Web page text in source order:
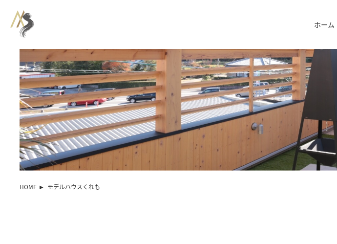
ホーム
HOME モデルハウスくれも